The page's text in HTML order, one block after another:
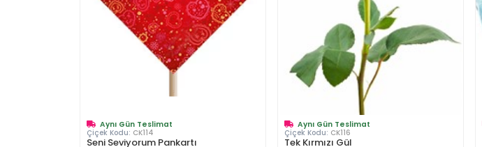
Aynı Gün Teslimat
Çiçek Kodu: CK114
Seni Seviyorum Pankartı
Aynı Gün Teslimat
Çiçek Kodu: CK116
Tek Kırmızı Gül